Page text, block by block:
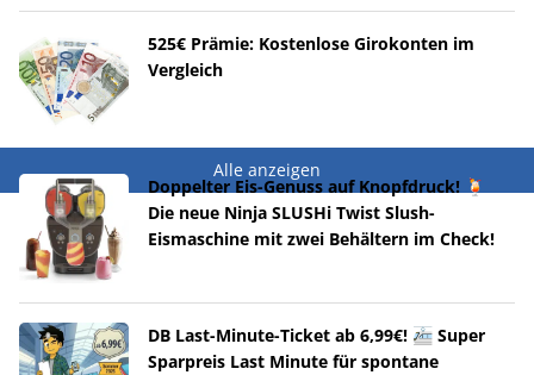
525€ Prämie: Kostenlose Girokonten im
Vergleich
Alle anzeigen
Doppelter Eis-Genuss auf Knopfdruck! 🍹
Die neue Ninja SLUSHi Twist Slush-
Eismaschine mit zwei Behältern im Check!
DB Last-Minute-Ticket ab 6,99€! 🚈 Super
Sparpreis Last Minute für spontane